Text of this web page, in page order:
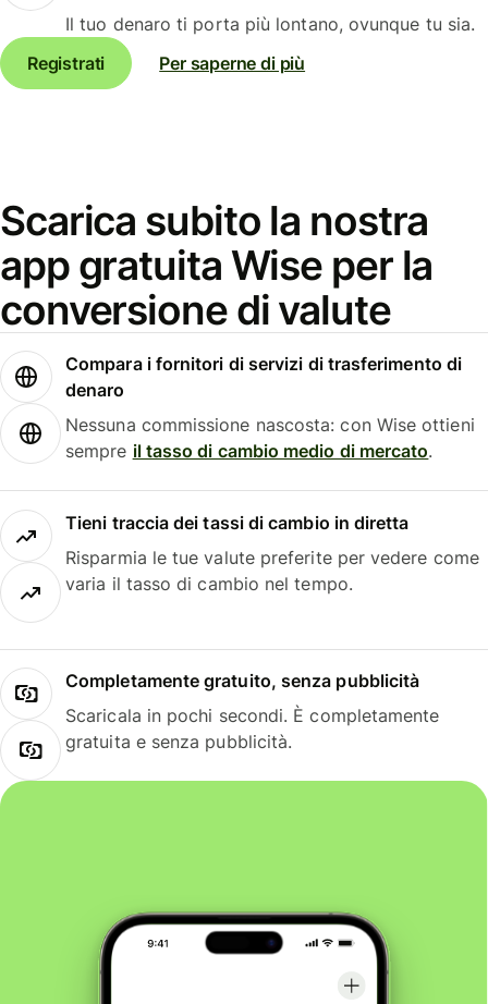
Il tuo denaro ti porta più lontano, ovunque tu sia.
Registrati
Per saperne di più
Scarica subito la nostra
app gratuita Wise per la
conversione di valute
Compara i fornitori di servizi di trasferimento di
denaro
Nessuna commissione nascosta: con Wise ottieni
sempre il tasso di cambio medio di mercato.
Tieni traccia dei tassi di cambio in diretta
Risparmia le tue valute preferite per vedere come
varia il tasso di cambio nel tempo.
Completamente gratuito, senza pubblicità
Scaricala in pochi secondi. È completamente
gratuita e senza pubblicità.